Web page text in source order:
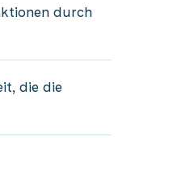
durch
die die